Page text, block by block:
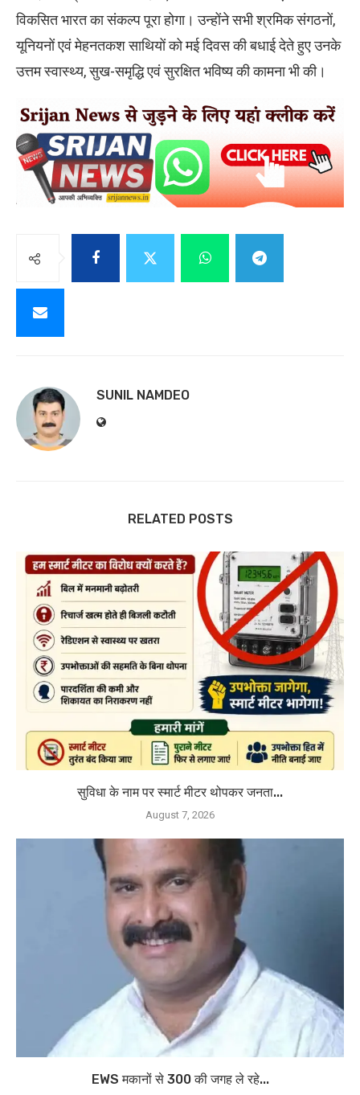
विकसित भारत का संकल्प पूरा होगा। उन्होंने सभी श्रमिक संगठनों,
यूनियनों एवं मेहनतकश साथियों को मई दिवस की बधाई देते हुए उनके
उत्तम स्वास्थ्य, सुख-समृद्धि एवं सुरक्षित भविष्य की कामना भी की।
SUNIL NAMDEO
RELATED POSTS
सुविधा के नाम पर स्मार्ट मीटर थोपकर जनता...
August 7, 2026
EWS मकानों से 300 की जगह ले रहे...